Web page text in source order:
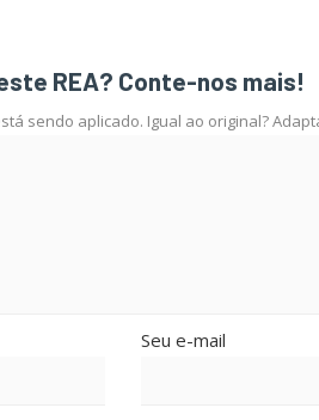
REA? Conte-nos mais!
sendo aplicado. Igual ao original?
Seu e-mail